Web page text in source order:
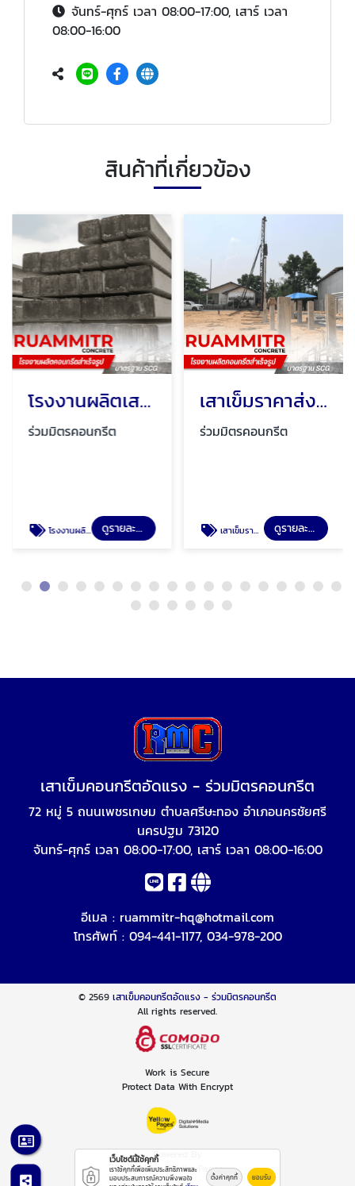
จันทร์-ศุกร์ เวลา 08:00-17:00, เสาร์ เวลา
08:00-16:00
สินค้าที่เกี่ยวข้อง
โรงงานผลิตเสาเข็มสี่เหลี่ยม มอก
ร่วมมิตรคอนกรีต
โรงงานผลิตเสาเข็มสี่เหลี่ยม มอก ดูรายละเอียด
เสาเข็มราคาส่ง นครปฐม
ร่วมมิตรคอนกรีต
เสาเข็มราคาส่ง นครปฐม ดูรายละเอียด
เสาเข็มคอนกรีตอัดแรง - ร่วมมิตรคอนกรีต
72 หมู่ 5 ถนนเพชรเกษม ตำบลศรีษะทอง อำเภอนครชัยศรี
นครปฐม 73120
จันทร์-ศุกร์ เวลา 08:00-17:00, เสาร์ เวลา 08:00-16:00
อีเมล : ruammitr-hq@hotmail.com
โทรศัพท์ : 094-441-1177, 034-978-200
© 2569 เสาเข็มคอนกรีตอัดแรง - ร่วมมิตรคอนกรีต
All rights reserved.
Work is Secure
Protect Data With Encrypt
Powered By
Thailand YellowPages
เว็บไซต์นี้ใช้คุกกี้
เราใช้คุกกี้เพื่อเพิ่มประสิทธิภาพและ
มอบประสบการณ์ความพึงพอใจ
ตั้งค่าคุกกี้ ยอมรับ